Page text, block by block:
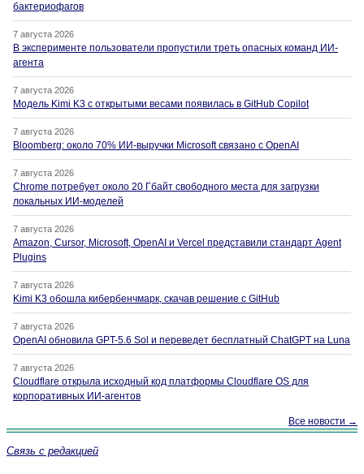
бактериофагов
7 августа 2026
В эксперименте пользователи пропустили треть опасных команд ИИ-
агента
7 августа 2026
Модель Kimi K3 с открытыми весами появилась в GitHub Copilot
7 августа 2026
Bloomberg: около 70% ИИ-выручки Microsoft связано с OpenAI
7 августа 2026
Chrome потребует около 20 Гбайт свободного места для загрузки
локальных ИИ-моделей
7 августа 2026
Amazon, Cursor, Microsoft, OpenAI и Vercel представили стандарт Agent
Plugins
7 августа 2026
Kimi K3 обошла кибербенчмарк, скачав решение с GitHub
7 августа 2026
OpenAI обновила GPT-5.6 Sol и переведет бесплатный ChatGPT на Luna
7 августа 2026
Cloudflare открыла исходный код платформы Cloudflare OS для
корпоративных ИИ-агентов
Все новости →
Связь с редакцией